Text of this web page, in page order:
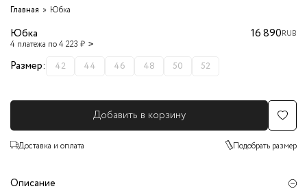
Главная Юбка
Юбка
4 платежа по 4 223 ₽
16 890RUB
Размер: 42 44 46 48 50 52
Добавить в корзину
Доставка и оплата Подобрать размер
Описание